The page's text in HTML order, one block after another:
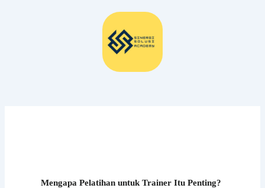
Mengapa Pelatihan untuk Trainer Itu Penting?